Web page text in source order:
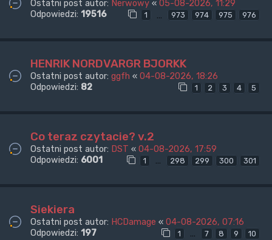
Ostatni post autor: Nerwowy « 05-08-2026, 11:29
Odpowiedzi: 19516 1 … 973 974 975 976
HENRIK NORDVARGR BJORKK
Ostatni post autor: ggfh « 04-08-2026, 18:26
Odpowiedzi: 82 1 2 3 4 5
Co teraz czytacie? v.2
Ostatni post autor: DST « 04-08-2026, 17:59
Odpowiedzi: 6001 1 … 298 299 300 301
Siekiera
Ostatni post autor: HCDamage « 04-08-2026, 07:16
Odpowiedzi: 197 1 … 7 8 9 10